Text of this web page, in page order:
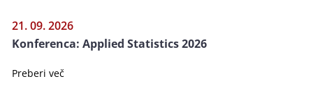
21. 09. 2026
Konferenca: Applied Statistics 2026
Preberi več